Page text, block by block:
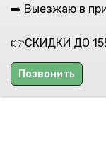
➡️ Выезжаю в
👉СКИДКИ ДО
Позвонить